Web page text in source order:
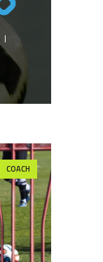
COACH